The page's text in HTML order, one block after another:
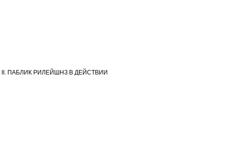
II. ПАБЛИК РИЛЕЙШНЗ В ДЕЙСТВИИ